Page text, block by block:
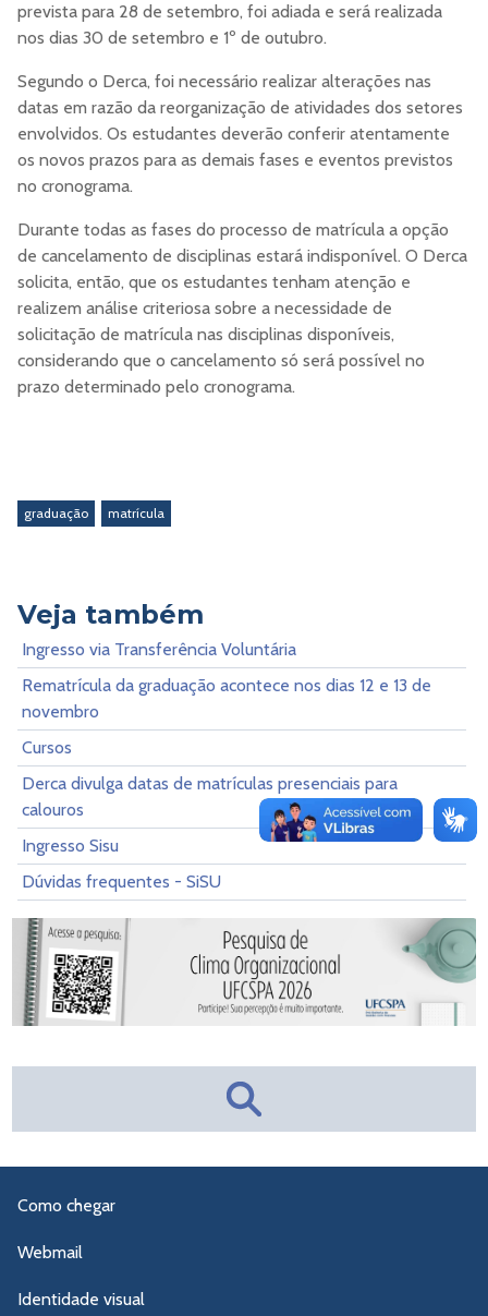
prevista para 28 de setembro, foi adiada e será realizada
nos dias 30 de setembro e 1º de outubro.
Segundo o Derca, foi necessário realizar alterações nas
datas em razão da reorganização de atividades dos setores
envolvidos. Os estudantes deverão conferir atentamente
os novos prazos para as demais fases e eventos previstos
no cronograma.
Durante todas as fases do processo de matrícula a opção
de cancelamento de disciplinas estará indisponível. O Derca
solicita, então, que os estudantes tenham atenção e
realizem análise criteriosa sobre a necessidade de
solicitação de matrícula nas disciplinas disponíveis,
considerando que o cancelamento só será possível no
prazo determinado pelo cronograma.
graduação matrícula
Veja também
Ingresso via Transferência Voluntária
Rematrícula da graduação acontece nos dias 12 e 13 de
novembro
Cursos
Derca divulga datas de matrículas presenciais para
calouros
Ingresso Sisu
Dúvidas frequentes - SiSU
Como chegar
Webmail
Identidade visual